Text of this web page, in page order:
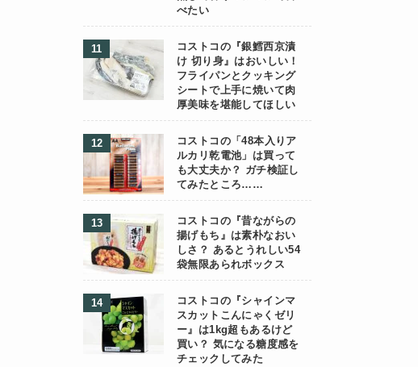
べたい
コストコの『銀鱈西京漬
け 切り身』はおいしい！
フライパンとクッキング
シートで上手に焼いて肉
厚美味を堪能してほしい
コストコの「48本入りア
ルカリ乾電池」は買って
も大丈夫か？ ガチ検証し
てみたところ……
コストコの『昔ながらの
揚げもち』は素朴なおい
しさ？ あるとうれしい54
袋無限あられボックス
コストコの『シャインマ
スカットこんにゃくゼリ
ー』は1kg超もあるけど
買い？ 気になる糖度感を
チェックしてみた